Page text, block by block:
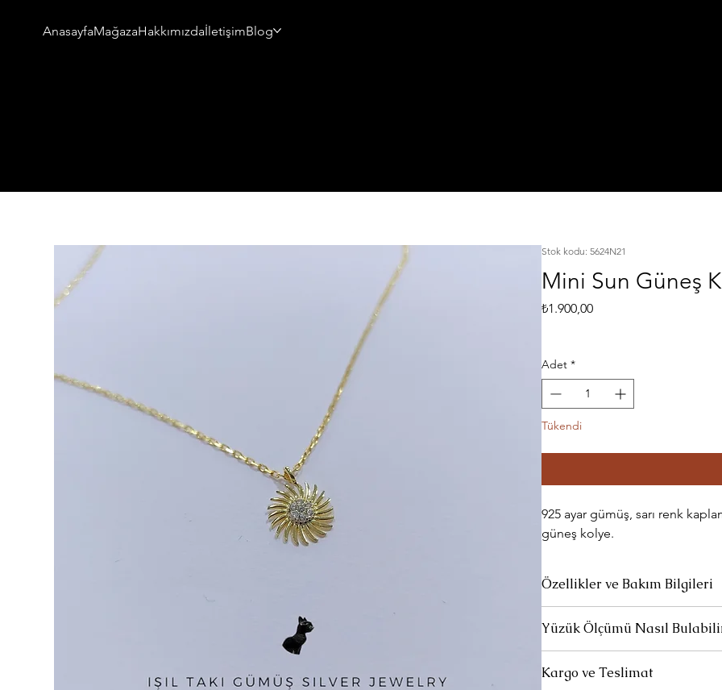
AnasayfaMağazaHakkımızdaİletişimBlog
Stok kodu: 5624N21
Mini Sun Güneş
₺1.900,00Fiyat
Adet *
Tükendi
925 ayar gümüş, sarı renk
güneş kolye.
Özellikler ve Bakım Bilgileri
Parfüm ve deterjan gibi
Uzun süre kullanılmadığında özel
Yüzük Ölçümü Nasıl
ölçerek bulabilirsiniz. Yüzük ölçünüzü
Kargo ve Teslimat